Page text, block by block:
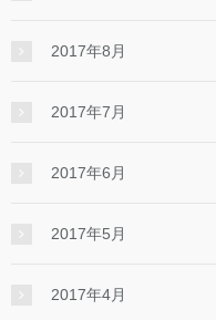
2017年8月
2017年7月
2017年6月
2017年5月
2017年4月